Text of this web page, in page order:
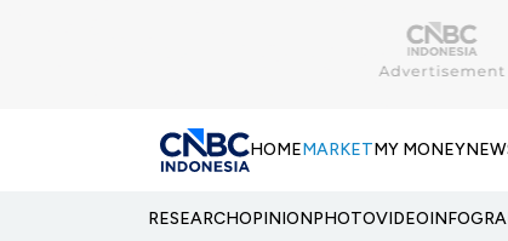
HOMEMARKETMY MONEY
RESEARCHOPINIONPHOTOVIDEO